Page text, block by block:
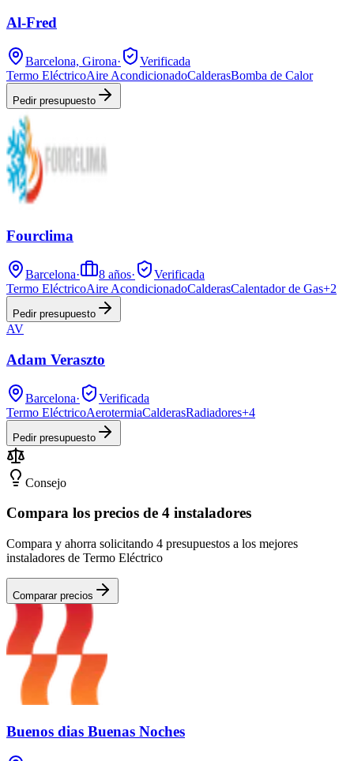
Al-Fred
Barcelona, Girona·
Verificada
Termo EléctricoAire AcondicionadoCalderasBomba de Calor
Pedir presupuesto
Fourclima
Barcelona· 8 años·
Verificada
Termo EléctricoAire AcondicionadoCalderasCalentador de Gas+2
Pedir presupuesto
AV
Adam Veraszto
Barcelona·
Verificada
Termo EléctricoAerotermiaCalderasRadiadores+4
Pedir presupuesto
Consejo
Compara los precios de 4 instaladores
Compara y ahorra solicitando 4 presupuestos a los mejores
instaladores de Termo Eléctrico
Comparar precios
Buenos dias Buenas Noches